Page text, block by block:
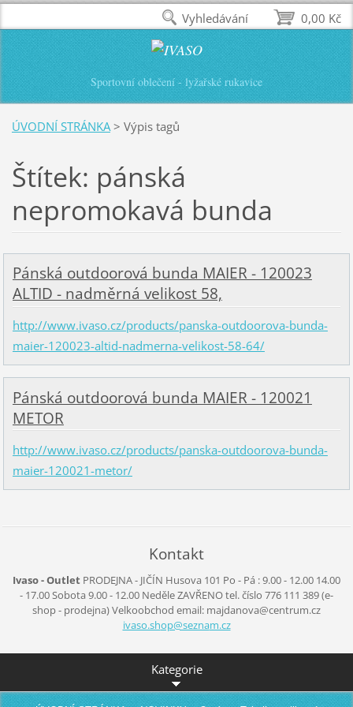
Sportovní oblečení - lyžařské rukavice
ÚVODNÍ STRÁNKA > Výpis tagů
Štítek: pánská
nepromokavá bunda
Pánská outdoorová bunda MAIER - 120023
ALTID - nadměrná velikost 58,
http://www.ivaso.cz/products/panska-outdoorova-bunda-
maier-120023-altid-nadmerna-velikost-58-64/
Pánská outdoorová bunda MAIER - 120021
METOR
http://www.ivaso.cz/products/panska-outdoorova-bunda-
maier-120021-metor/
Kontakt
Ivaso - Outlet PRODEJNA - JIČÍN Husova 101 Po - Pá :9.00 - 12.00 14.00
- 17.00Sobota 9.00 - 12.00 NeděleZAVŘENOtel. číslo 776 111 389(e-
shop - prodejna)Velkoobchod email: majdanova@centrum.cz
ivaso.shop@seznam.cz
Kategorie
0,00 Kč
Vyhledávání